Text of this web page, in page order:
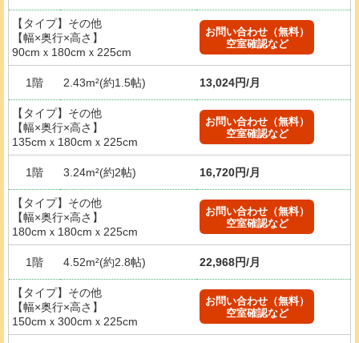
【タイプ】その他
【幅×奥行×高さ】
90cmｘ180cmｘ225cm
お問い合わせ（無料）
空室確認など
1階 2.43m²(約1.5帖) 13,024円/月
【タイプ】その他
【幅×奥行×高さ】
135cmｘ180cmｘ225cm
お問い合わせ（無料）
空室確認など
1階 3.24m²(約2帖) 16,720円/月
【タイプ】その他
【幅×奥行×高さ】
180cmｘ180cmｘ225cm
お問い合わせ（無料）
空室確認など
1階 4.52m²(約2.8帖) 22,968円/月
【タイプ】その他
【幅×奥行×高さ】
150cmｘ300cmｘ225cm
お問い合わせ（無料）
空室確認など